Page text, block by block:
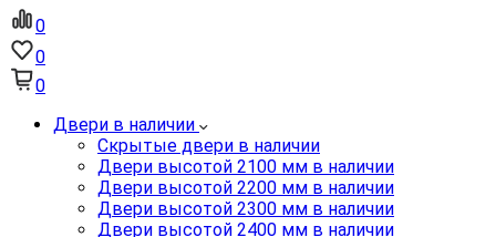
0
0
0
Двери в наличии
Скрытые двери в наличии
Двери высотой 2100 мм в наличии
Двери высотой 2200 мм в наличии
Двери высотой 2300 мм в наличии
Двери высотой 2400 мм в наличии